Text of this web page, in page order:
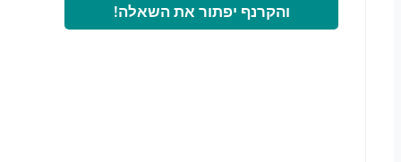
והקרנף יפתור את השאלה!